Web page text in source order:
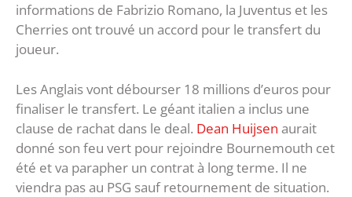
informations de Fabrizio Romano, la Juventus et les
Cherries ont trouvé un accord pour le transfert du
joueur.
Les Anglais vont débourser 18 millions d’euros pour
finaliser le transfert. Le géant italien a inclus une
clause de rachat dans le deal. Dean Huijsen aurait
donné son feu vert pour rejoindre Bournemouth cet
été et va parapher un contrat à long terme. Il ne
viendra pas au PSG sauf retournement de situation.